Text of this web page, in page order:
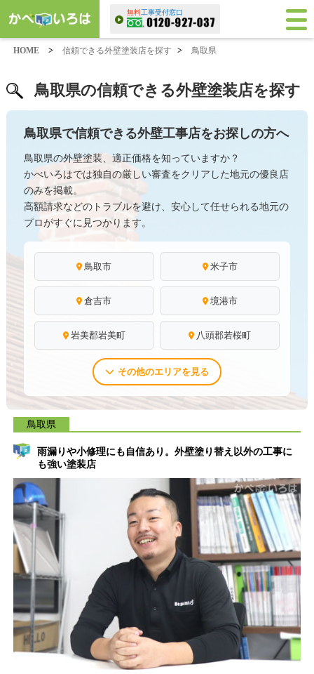
無料工事受付窓口
HOME > 信頼できる外壁塗装店を探す > 鳥取県
鳥取県の信頼できる外壁塗装店を探す
鳥取県で信頼できる外壁工事店をお探しの方へ
鳥取県の外壁塗装、適正価格を知っていますか？
かべいろはでは独自の厳しい審査をクリアした地元の優良店
のみを掲載。
高額請求などのトラブルを避け、安心して任せられる地元の
プロがすぐに見つかります。
鳥取市 米子市
倉吉市 境港市
岩美郡岩美町 八頭郡若桜町
その他のエリアを見る
鳥取県
雨漏りや小修理にも自信あり。外壁塗り替え以外の工事に
も強い塗装店